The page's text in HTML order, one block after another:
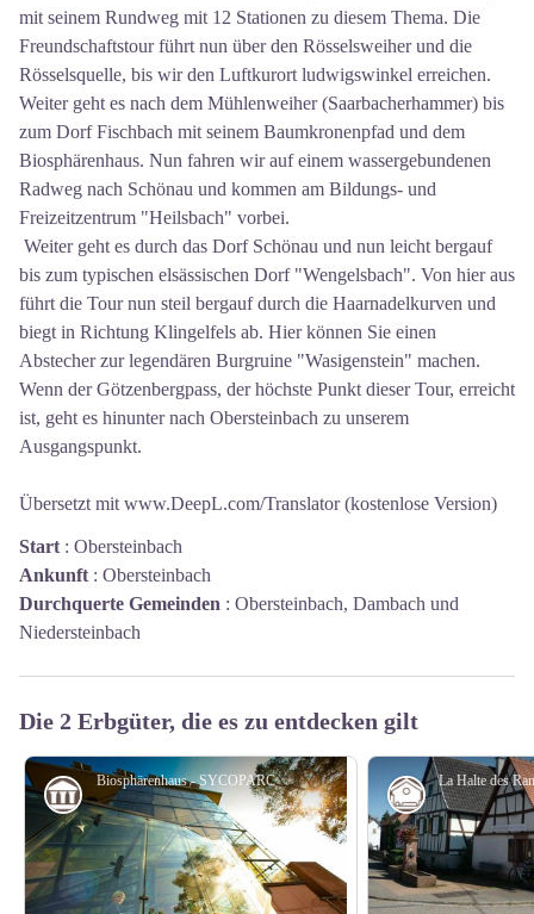
mit seinem Rundweg mit 12 Stationen zu diesem Thema. Die
Freundschaftstour führt nun über den Rösselsweiher und die
Rösselsquelle, bis wir den Luftkurort ludwigswinkel erreichen.
Weiter geht es nach dem Mühlenweiher (Saarbacherhammer) bis
zum Dorf Fischbach mit seinem Baumkronenpfad und dem
Biosphärenhaus. Nun fahren wir auf einem wassergebundenen
Radweg nach Schönau und kommen am Bildungs- und
Freizeitzentrum "Heilsbach" vorbei.
Weiter geht es durch das Dorf Schönau und nun leicht bergauf
bis zum typischen elsässischen Dorf "Wengelsbach". Von hier aus
führt die Tour nun steil bergauf durch die Haarnadelkurven und
biegt in Richtung Klingelfels ab. Hier können Sie einen
Abstecher zur legendären Burgruine "Wasigenstein" machen.
Wenn der Götzenbergpass, der höchste Punkt dieser Tour, erreicht
ist, geht es hinunter nach Obersteinbach zu unserem
Ausgangspunkt.
Übersetzt mit www.DeepL.com/Translator (kostenlose Version)
Start : Obersteinbach
Ankunft : Obersteinbach
Durchquerte Gemeinden : Obersteinbach, Dambach und
Niedersteinbach
Die 2 Erbgüter, die es zu entdecken gilt
Biosphärenhaus - SYCOPARC
Museen Schutz-